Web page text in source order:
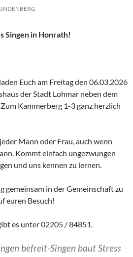
Singen in Honrath!
Euch am Freitag den 06.03.2026
der Stadt Lohmar neben dem
Kammerberg 1-3 ganz herzlich
Mann oder Frau, auch wenn
Kommt einfach ungezwungen
und uns kennen zu lernen.
gemeinsam in der Gemeinschaft zu
euren Besuch!
es unter 02205 / 84851.
befreit-Singen baut Stress